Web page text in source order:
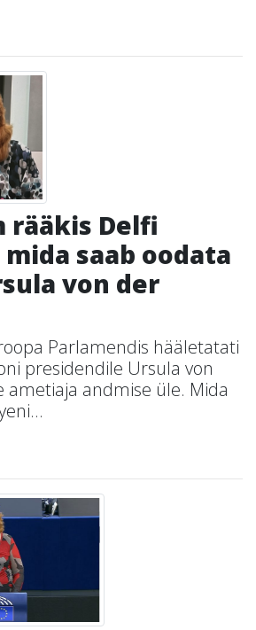
rääkis Delfi
saab oodata
von der
Parlamendis hääletatati
presidendile Ursula von
ametiaja andmise üle. Mida